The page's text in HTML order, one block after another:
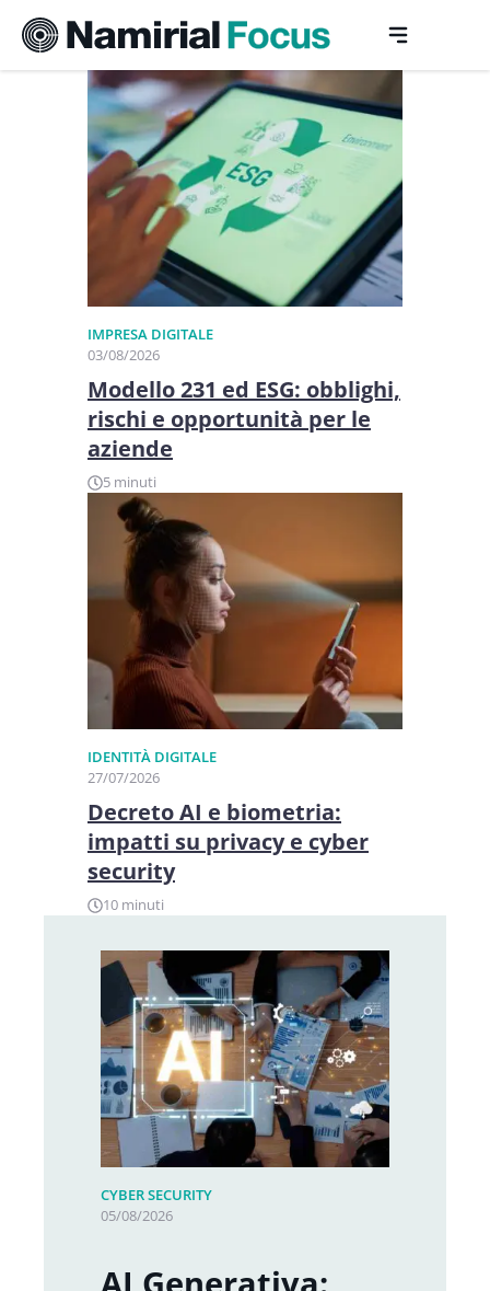
N
a
contenuto
IMPRESA DIGITALE
03/08/2026
Modello 231 ed ESG: obblighi,
rischi e opportunità per le
aziende
5 minuti
IDENTITÀ DIGITALE
27/07/2026
Decreto AI e biometria:
impatti su privacy e cyber
security
10 minuti
CYBER SECURITY
05/08/2026